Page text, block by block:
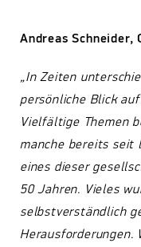
Andreas Schneider,
„In Zeiten
persönliche Blick
Vielfältige Themen
manche bereits seit
eines dieser
50 Jahren. Vieles
selbstverständlich
Herausforderungen.